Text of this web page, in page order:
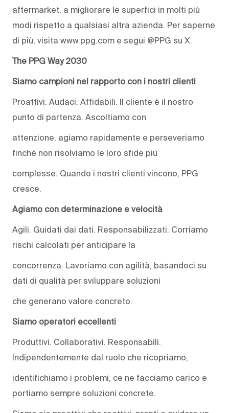
aftermarket, a migliorare le superfici in molti più
modi rispetto a qualsiasi altra azienda. Per saperne
di più, visita www.ppg.com e segui @PPG su X.
The PPG Way 2030
Siamo campioni nel rapporto con i nostri clienti
Proattivi. Audaci. Affidabili. Il cliente è il nostro
punto di partenza. Ascoltiamo con
attenzione, agiamo rapidamente e perseveriamo
finché non risolviamo le loro sfide più
complesse. Quando i nostri clienti vincono, PPG
cresce.
Agiamo con determinazione e velocità
Agili. Guidati dai dati. Responsabilizzati. Corriamo
rischi calcolati per anticipare la
concorrenza. Lavoriamo con agilità, basandoci su
dati di qualità per sviluppare soluzioni
che generano valore concreto.
Siamo operatori eccellenti
Produttivi. Collaborativi. Responsabili.
Indipendentemente dal ruolo che ricopriamo,
identifichiamo i problemi, ce ne facciamo carico e
portiamo sempre soluzioni concrete.